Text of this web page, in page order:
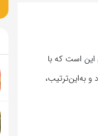
این است که با
و به‌این‌ترتیب،